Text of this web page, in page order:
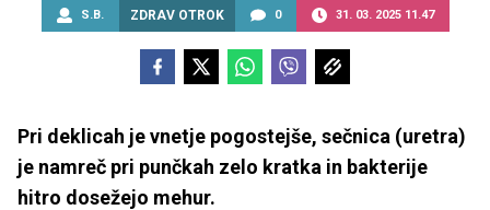
S.B. ZDRAV OTROK 0 31. 03. 2025 11.47
Pri deklicah je vnetje pogostejše, sečnica (uretra)
je namreč pri punčkah zelo kratka in bakterije
hitro dosežejo mehur.